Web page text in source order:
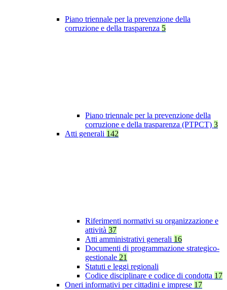
Piano triennale per la prevenzione della
corruzione e della trasparenza 5
Piano triennale per la prevenzione della
corruzione e della trasparenza (PTPCT) 3
Atti generali 142
Riferimenti normativi su organizzazione e
attività 37
Atti amministrativi generali 16
Documenti di programmazione strategico-
gestionale 21
Statuti e leggi regionali
Codice disciplinare e codice di condotta 17
Oneri informativi per cittadini e imprese 17